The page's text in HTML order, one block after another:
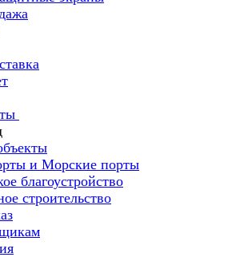
и Морские порты
благоустройство
строительство